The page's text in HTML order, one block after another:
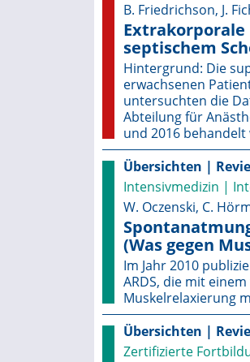
B. Friedrichson, J.
septischem
Hintergrund: Die
erwachsenen
untersuchten die
Abteilung für
und 2016 behandelt
Übersichten |
Intensivmedizin |
W. Oczenski, C.
(Was gegen
Im Jahr 2010
ARDS, die mit
Muskelrelaxierung
Übersichten |
Zertifizierte